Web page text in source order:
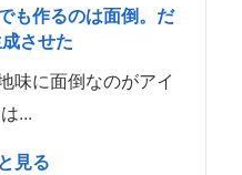
も作るのは面倒。だ
させた
味に面倒なのがアイ
...
見る